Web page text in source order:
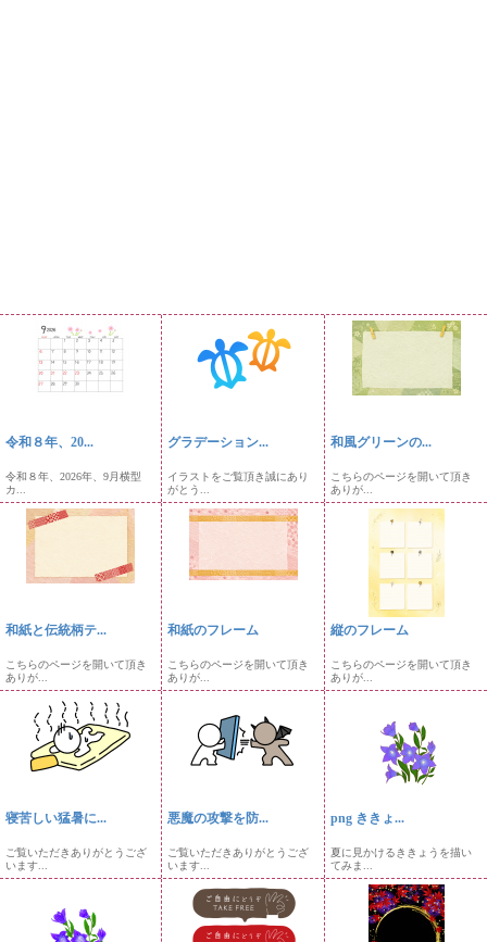
令和８年、20...
令和８年、2026年、9月横型
カ...
グラデーション...
イラストをご覧頂き誠にあり
がとう...
和風グリーンの...
こちらのページを開いて頂き
ありが...
和紙と伝統柄テ...
こちらのページを開いて頂き
ありが...
和紙のフレーム
こちらのページを開いて頂き
ありが...
縦のフレーム
こちらのページを開いて頂き
ありが...
寝苦しい猛暑に...
ご覧いただきありがとうござ
います...
悪魔の攻撃を防...
ご覧いただきありがとうござ
います...
png ききょ...
夏に見かけるききょうを描い
てみま...